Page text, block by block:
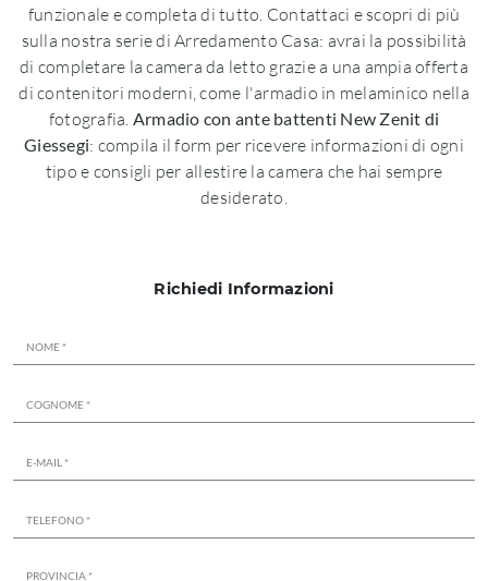
funzionale e completa di tutto. Contattaci e scopri di più
sulla nostra serie di Arredamento Casa: avrai la possibilità
di completare la camera da letto grazie a una ampia offerta
di contenitori moderni, come l'armadio in melaminico nella
fotografia. Armadio con ante battenti New Zenit di
Giessegi: compila il form per ricevere informazioni di ogni
tipo e consigli per allestire la camera che hai sempre
desiderato.
Richiedi Informazioni